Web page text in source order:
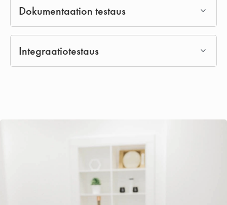
Dokumentaation testaus
Integraatiotestaus